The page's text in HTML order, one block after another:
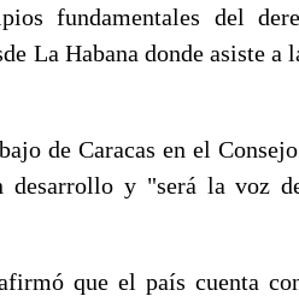
fundamentales del
La Habana donde asiste
de Caracas en el
desarrollo y "será la voz
que el país cuenta